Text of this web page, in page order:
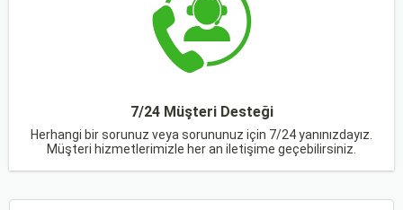
7/24 Müşteri Desteği
Herhangi bir sorunuz veya sorununuz için 7/24 yanınızdayız.
Müşteri hizmetlerimizle her an iletişime geçebilirsiniz.